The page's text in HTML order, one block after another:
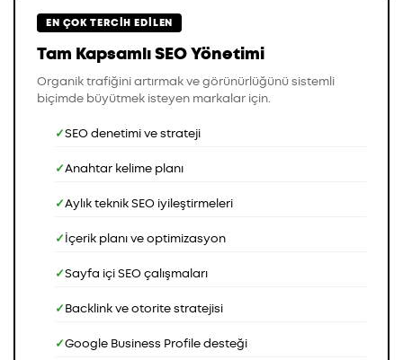
EN ÇOK TERCIH EDILEN
Tam Kapsamlı SEO Yönetimi
Organik trafiğini artırmak ve görünürlüğünü sistemli
biçimde büyütmek isteyen markalar için.
SEO denetimi ve strateji
Anahtar kelime planı
Aylık teknik SEO iyileştirmeleri
İçerik planı ve optimizasyon
Sayfa içi SEO çalışmaları
Backlink ve otorite stratejisi
Google Business Profile desteği